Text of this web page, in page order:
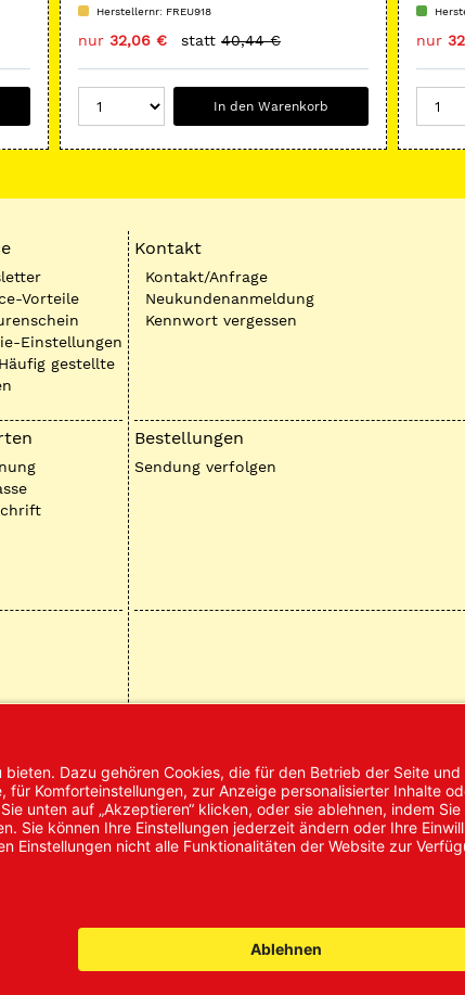
Herstellernr: FREU918
nur 32,06 € statt 40,44 €
In den Warenkorb
nur
Vorteile
Einstellungen
gestellte
Kontakt
Kontakt/Anfrage
Neukundenanmeldung
Kennwort vergessen
Bestellungen
Sendung verfolgen
AGB Datenschutz